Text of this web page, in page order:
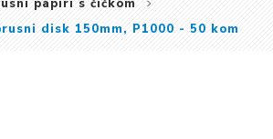
papiri s čičkom
disk 150mm, P1000 - 50 kom